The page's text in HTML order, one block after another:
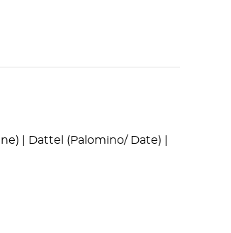
| Dattel (Palomino/ Date) |